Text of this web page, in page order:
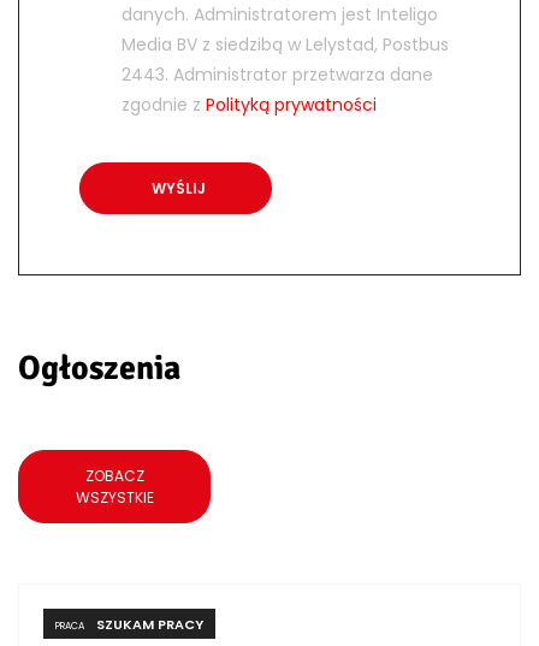
danych. Administratorem jest Inteligo
Media BV z siedzibą w Lelystad, Postbus
2443. Administrator przetwarza dane
zgodnie z Polityką prywatności
Ogłoszenia
ZOBACZ
WSZYSTKIE
PRACA SZUKAM PRACY